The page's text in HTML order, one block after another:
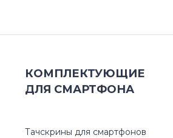
КОМПЛЕКТУЮЩИЕ
ДЛЯ СМАРТФОНА
Тачскрины для смартфонов